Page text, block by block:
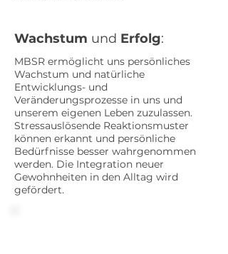
Wachstum und Erfolg:
MBSR ermöglicht uns persönliches
Wachstum und natürliche
Entwicklungs- und
Veränderungsprozesse in uns und
unserem eigenen Leben zuzulassen.
Stressauslösende Reaktionsmuster
können erkannt und persönliche
Bedürfnisse besser wahrgenommen
werden. Die Integration neuer
Gewohnheiten in den Alltag wird
gefördert.